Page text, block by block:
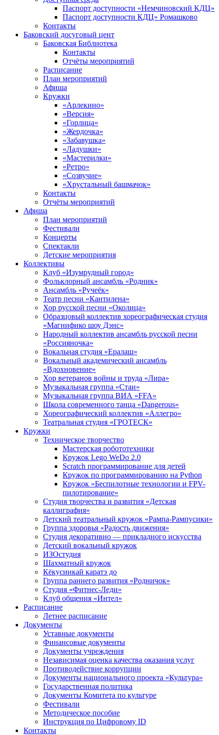
Паспорт доступности «Немчиновский КДЦ»
Паспорт доступности КДЦ» Ромашково
Контакты
Баковский досуговый цент
Баковская Библиотека
Контакты
Отчёты мероприятий
Расписание
План мероприятий
Афиша
Кружки
«Арлекино»
«Версия»
«Горлица»
«Жердочка»
«Забавушка»
«Ладушки»
«Мастерилки»
«Ретро»
«Созвучие»
«Хрустальный башмачок»
Контакты
Отчёты мероприятий
Афиша
План мероприятий
Фестивали
Концерты
Спектакли
Детские мероприятия
Коллективы
Клуб «Изумрудный город»
Фольклорный ансамбль «Родник»
Ансамбль «Ручеёк»
Театр песни «Кантилена»
Хор русской песни «Околица»
Образцовый коллектив хореографическая студия
«Магнифико шоу Дэнс»
Народный коллектив ансамбль русской песни
«Россияночка»
Вокальная студия «Ералаш»
Вокальный академический ансамбль
«Вдохновение»
Хор ветеранов войны и труда «Лира»
Музыкальная группа «Стаи»
Музыкальная группа ВИА «FFA»
Школа современного танца «Dangerous»
Хореографический коллектив «Аллегро»
Театральная студия «ГРОТЕСК»
Кружки
Техническое творчество
Мастерская робототехники
Кружок Lego WeDo 2.0
Scratch программирование для детей
Кружок по программированию на Python
Кружок «Беспилотные технологии и FPV-
пилотирование»
Студия творчества и развития «Детская
каллиграфия»
Детский театральный кружок «Рампа-Рампусики»
Группа здоровья «Радость движения»
Студия декоративно — прикладного искусства
Детский вокальный кружок
ИЗОстудия
Шахматный кружок
Кёкусинкай каратэ до
Группа раннего развития «Родничок»
Cтудия «Фитнес-Леди»
Клуб общения «Интел»
Расписание
Летнее расписание
Документы
Уставные документы
Финансовые документы
Документы учреждения
Независимая оценка качества оказания услуг
Противодействие коррупции
Документы национального проекта «Культура»
Государственная политика
Документы Комитета по культуре
Фестивали
Методическое пособие
Инструкция по Цифровому ID
Контакты